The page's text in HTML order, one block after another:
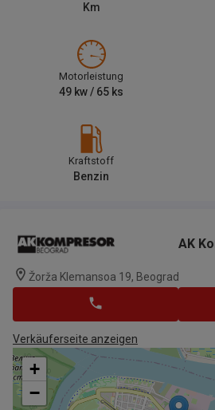
Km
Motorleistung
49 kw / 65 ks
Kraftstoff
Benzin
AK
Žorža Klemansoa 19, Beograd
Verkäuferseite anzeigen
+
−